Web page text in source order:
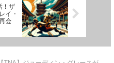
！ザ
イ・
会